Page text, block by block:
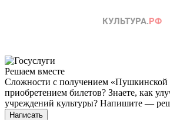
Решаем вместе
Сложности с получением «Пушкинской
приобретением билетов? Знаете, как
учреждений культуры? Напишите —
Написать